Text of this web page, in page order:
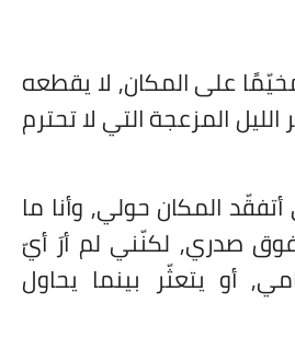
على المكان, لا يقطعه
المزعجة التي لا تحترم
المكان حولي, وأنا ما
صدري, لكنّني لم أرَ أيّ
أو يتعثّر بينما يحاول